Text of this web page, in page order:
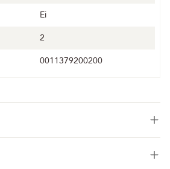
Ei
2
0011379200200